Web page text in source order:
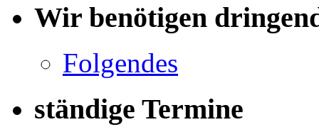
Wir benötigen
Folgendes
ständige Termine